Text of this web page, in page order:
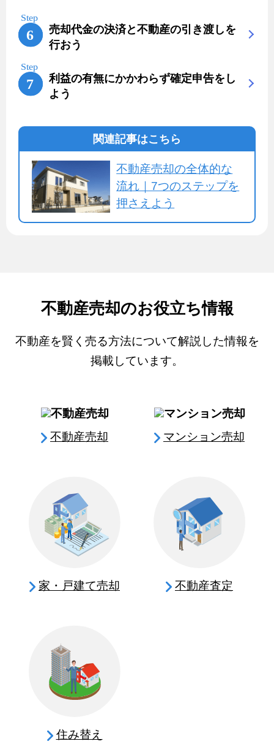
売却代金の決済と不動産の引き渡しを
行おう
利益の有無にかかわらず確定申告をし
よう
関連記事はこちら
不動産売却の全体的な
流れ｜7つのステップを
押さえよう
不動産売却のお役立ち情報
不動産を賢く売る方法について解説した情報を
掲載しています。
不動産売却 マンション売却
家・戸建て売却 不動産査定
住み替え